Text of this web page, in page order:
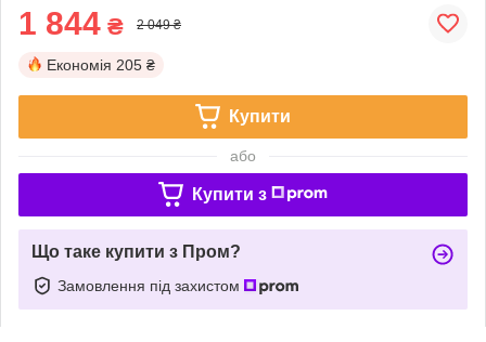
1 844 ₴ 2 049 ₴
Економія 205 ₴
Купити
або
Купити з
Що таке купити з Пром?
Замовлення під захистом